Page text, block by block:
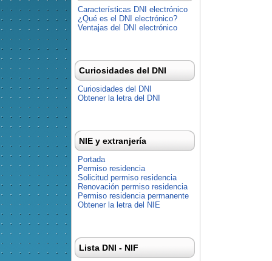
Características DNI electrónico
¿Qué es el DNI electrónico?
Ventajas del DNI electrónico
Curiosidades del DNI
Curiosidades del DNI
Obtener la letra del DNI
NIE y extranjería
Portada
Permiso residencia
Solicitud permiso residencia
Renovación permiso residencia
Permiso residencia permanente
Obtener la letra del NIE
Lista DNI - NIF